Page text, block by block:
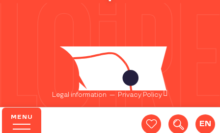
MENU
Search
EN
Legal information — Privacy Policy